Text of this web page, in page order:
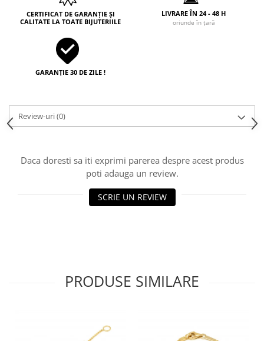
CERTIFICAT DE GARANȚIE ȘI
CALITATE LA TOATE BIJUTERIILE
LIVRARE ÎN 24 - 48 H
oriunde în țară
GARANȚIE 30 DE ZILE !
Review-uri(0)
Daca doresti sa iti exprimi parerea despre acest produs
poti adauga un review.
SCRIE UN REVIEW
PRODUSE SIMILARE